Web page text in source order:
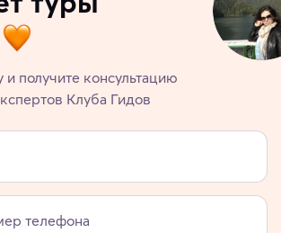
и получите консультацию
Клуба Гидов
телефона